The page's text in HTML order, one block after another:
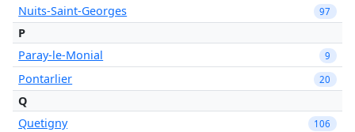
Nuits-Saint-Georges 97
P
Paray-le-Monial
9
Pontarlier 20
Q
Quetigny
106